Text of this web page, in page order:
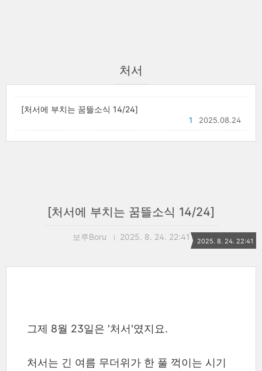
처서
[처서에 부치는 꿈뜰소식 14/24]
2025.08.24
1
[처서에 부치는 꿈뜰소식 14/24]
보루Boru 2025. 8. 24. 22:41 2025. 8. 24. 22:41
그제 8월 23일은 '처서'였지요.
처서는 긴 여름 무더위가 한 풀 꺽이는 시기